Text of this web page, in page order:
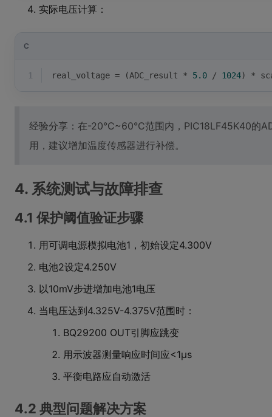
实际电压计算：
C
1 real_voltage = (ADC_result * 5.0 / 1024) *
经验分享：在-20°C~60°C范围内，PIC18LF45K40的
用，建议增加温度传感器进行补偿。
4. 系统测试与故障排查
4.1 保护阈值验证步骤
用可调电源模拟电池1，初始设定4.300V
电池2设定4.250V
以10mV步进增加电池1电压
当电压达到4.325V-4.375V范围时：
BQ29200 OUT引脚应跳变
用示波器测量响应时间应<1μs
平衡电路应自动激活
4.2 典型问题解决方案